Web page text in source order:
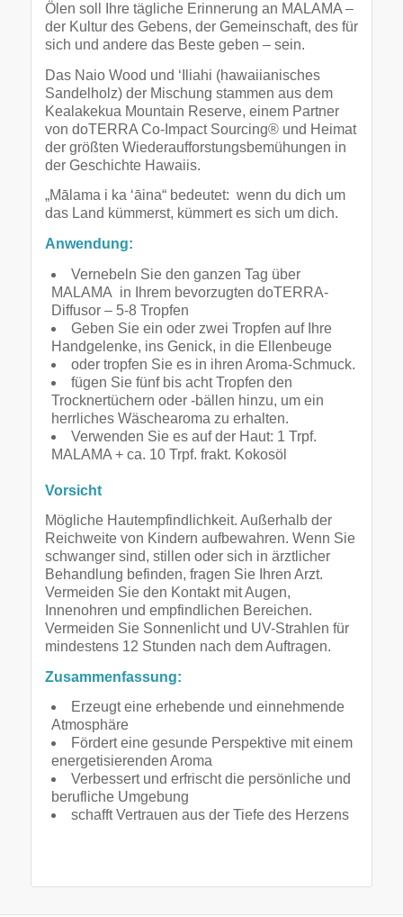
Ölen soll Ihre tägliche Erinnerung an MALAMA –
der Kultur des Gebens, der Gemeinschaft, des für
sich und andere das Beste geben – sein.
Das Naio Wood und ‘Iliahi (hawaiianisches
Sandelholz) der Mischung stammen aus dem
Kealakekua Mountain Reserve, einem Partner
von doTERRA Co-Impact Sourcing® und Heimat
der größten Wiederaufforstungsbemühungen in
der Geschichte Hawaiis.
„Mālama i ka ‘āina“ bedeutet: wenn du dich um
das Land kümmerst, kümmert es sich um dich.
Anwendung:
Vernebeln Sie den ganzen Tag über
MALAMA in Ihrem bevorzugten doTERRA-
Diffusor – 5-8 Tropfen
Geben Sie ein oder zwei Tropfen auf Ihre
Handgelenke, ins Genick, in die Ellenbeuge
oder tropfen Sie es in ihren Aroma-Schmuck.
fügen Sie fünf bis acht Tropfen den
Trocknertüchern oder -bällen hinzu, um ein
herrliches Wäschearoma zu erhalten.
Verwenden Sie es auf der Haut: 1 Trpf.
MALAMA + ca. 10 Trpf. frakt. Kokosöl
Vorsicht
Mögliche Hautempfindlichkeit. Außerhalb der
Reichweite von Kindern aufbewahren. Wenn Sie
schwanger sind, stillen oder sich in ärztlicher
Behandlung befinden, fragen Sie Ihren Arzt.
Vermeiden Sie den Kontakt mit Augen,
Innenohren und empfindlichen Bereichen.
Vermeiden Sie Sonnenlicht und UV-Strahlen für
mindestens 12 Stunden nach dem Auftragen.
Zusammenfassung:
Erzeugt eine erhebende und einnehmende
Atmosphäre
Fördert eine gesunde Perspektive mit einem
energetisierenden Aroma
Verbessert und erfrischt die persönliche und
berufliche Umgebung
schafft Vertrauen aus der Tiefe des Herzens